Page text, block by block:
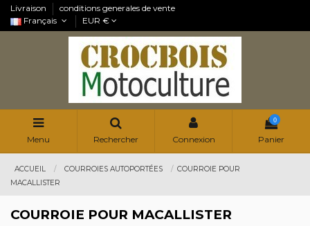
Livraison
conditions generales de vente
Français
EUR €
Menu Rechercher Connexion
0
Panier
ACCUEIL COURROIES AUTOPORTÉES
COURROIE POUR
MACALLISTER
COURROIE POUR MACALLISTER